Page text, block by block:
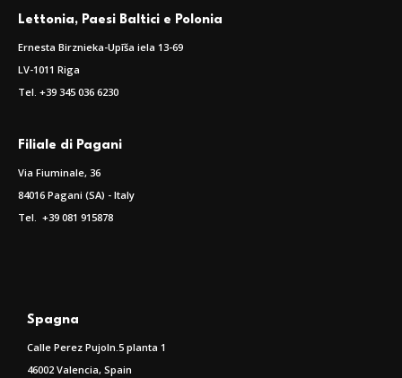
Lettonia, Paesi Baltici e Polonia
Ernesta Birznieka-Upīša iela 13-69
LV-1011 Riga
Tel. +39 345 036 6230
Filiale di Pagani
Via Fiuminale, 36
84016 Pagani (SA) - Italy
Tel. +39 081 915878
Spagna
Calle Perez Pujoln.5 planta 1
46002 Valencia, Spain